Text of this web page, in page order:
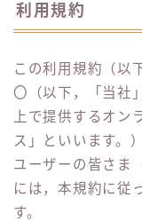
利用規約
この利用規約（以
〇（以下，「当社
上で提供するオン
ス」といいます。
ユーザーの皆さま
には，本規約に従
す。